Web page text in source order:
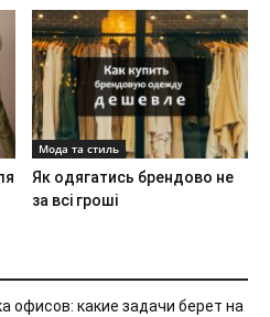
Мода та стиль
Як одягатись брендово не
за всі гроші
офисов: какие задачи берет на